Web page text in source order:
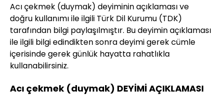
Acı çekmek (duymak) deyiminin açıklaması ve
doğru kullanımı ile ilgili Türk Dil Kurumu (TDK)
tarafından bilgi paylaşılmıştır. Bu deyimin açıklaması
ile ilgili bilgi edindikten sonra deyimi gerek cümle
içerisinde gerek günlük hayatta rahatlıkla
kullanabilirsiniz.
Acı çekmek (duymak) DEYİMİ AÇIKLAMASI